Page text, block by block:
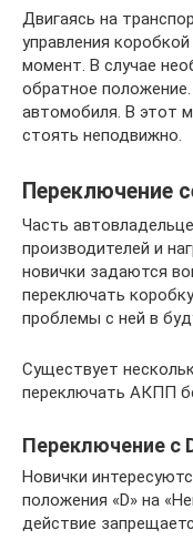
Двигаясь на
управления
момент. В случае
обратное
автомобиля. В этот
стоять неподвижно.
Переключение
Часть
производителей и
новички задаются
переключать
проблемы с ней в
Существует
переключать АКПП
Переключение с
Новички
положения «D» на
действие